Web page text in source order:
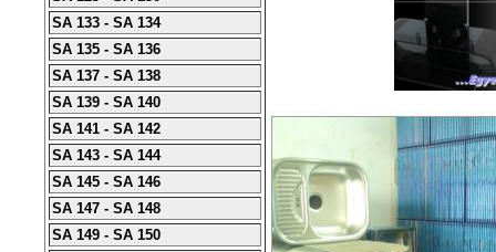
SA 133 - SA 134
SA 135 - SA 136
SA 137 - SA 138
SA 139 - SA 140
SA 141 - SA 142
SA 143 - SA 144
SA 145 - SA 146
SA 147 - SA 148
SA 149 - SA 150